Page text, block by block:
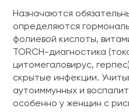
Назначаются
определяются
фолиевой кислоты,
TORCH-диагностика
цитомегаловирус,
скрытые инфекции.
аутоиммунных и
особенно у женщин с